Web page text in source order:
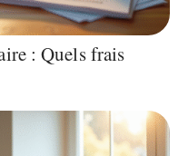
: Quels frais